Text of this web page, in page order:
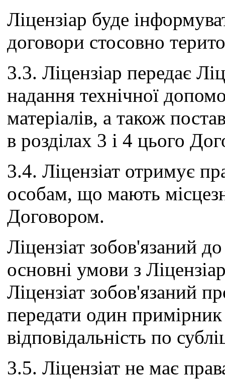
Ліцензіар буде
договори стосовно
3.3. Ліцензіар передає
надання технічної
матеріалів, а також
в розділах 3 і 4 цього
3.4. Ліцензіат отримує
особам, що мають
Договором.
Ліцензіат зобов'язаний
основні умови з
Ліцензіат зобов'язаний
передати один примірник
відповідальність по
3.5. Ліцензіат не має